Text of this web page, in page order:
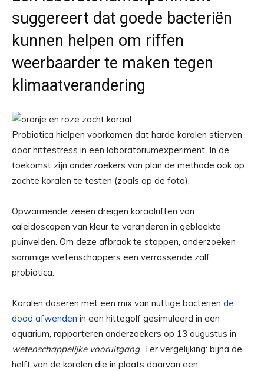
suggereert dat goede bacteriën
kunnen helpen om riffen
weerbaarder te maken tegen
klimaatverandering
Probiotica hielpen voorkomen dat harde koralen stierven
door hittestress in een laboratoriumexperiment. In de
toekomst zijn onderzoekers van plan de methode ook op
zachte koralen te testen (zoals op de foto).
Opwarmende zeeën dreigen koraalriffen van
caleidoscopen van kleur te veranderen in gebleekte
puinvelden. Om deze afbraak te stoppen, onderzoeken
sommige wetenschappers een verrassende zalf:
probiotica.
Koralen doseren met een mix van nuttige bacteriën de
dood afwenden in een hittegolf gesimuleerd in een
aquarium, rapporteren onderzoekers op 13 augustus in
wetenschappelijke vooruitgang. Ter vergelijking: bijna de
helft van de koralen die in plaats daarvan een